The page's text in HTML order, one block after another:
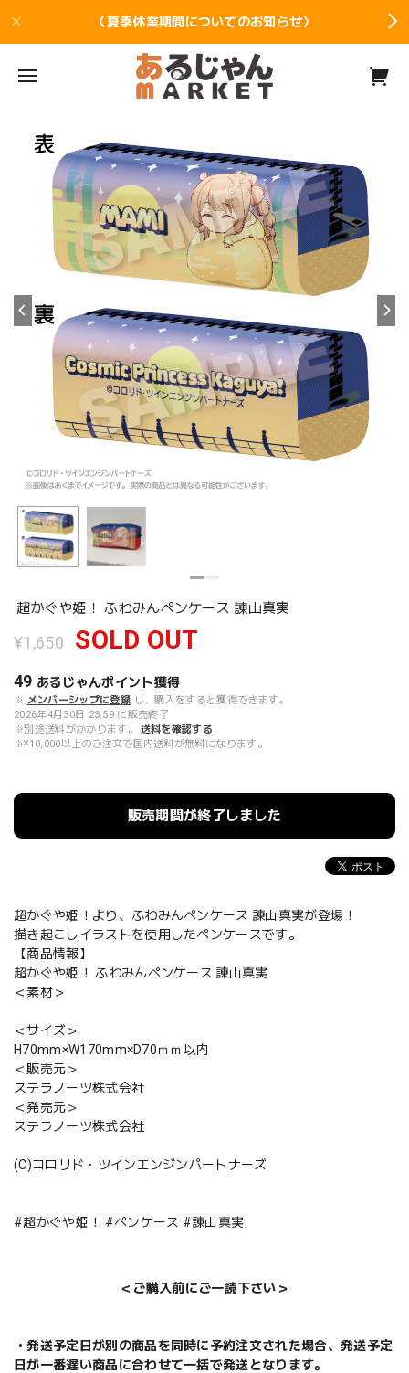
〈夏季休業期間についてのお知らせ〉
超かぐや姫！ ふわみんペンケース 諌山真実
¥1,650 SOLD OUT
49 あるじゃんポイント獲得
※ メンバーシップに登録 し、購入をすると獲得できます。
2026年4月30日 23:59 に販売終了
※別途送料がかかります。
送料を確認する
※¥10,000以上のご注文で国内送料が無料になります。
販売期間が終了しました
超かぐや姫！より、ふわみんペンケース 諌山真実が登場！
描き起こしイラストを使用したペンケースです。
【商品情報】
超かぐや姫！ ふわみんペンケース 諌山真実
＜素材＞
＜サイズ＞
H70mm×W170mm×D70ｍｍ以内
＜販売元＞
ステラノーツ株式会社
＜発売元＞
ステラノーツ株式会社
(C)コロリド・ツインエンジンパートナーズ
#超かぐや姫！ #ペンケース #諌山真実
＜ご購入前にご一読下さい＞
・発送予定日が別の商品を同時に予約注文された場合、発送予定
日が一番遅い商品に合わせて一括で発送となります。